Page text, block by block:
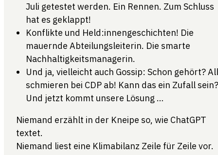
Juli getestet werden. Ein Rennen. Zum Schluss
hat es geklappt!
Konflikte und Held:innengeschichten! Die
mauernde Abteilungsleiterin. Die smarte
Nachhaltigkeitsmanagerin.
Und ja, vielleicht auch Gossip: Schon gehört?
schmieren bei CDP ab! Kann das ein Zufall sein?
Und jetzt kommt unsere Lösung …
Niemand erzählt in der Kneipe so, wie ChatGPT
textet.
Niemand liest eine Klimabilanz Zeile für Zeile vor.